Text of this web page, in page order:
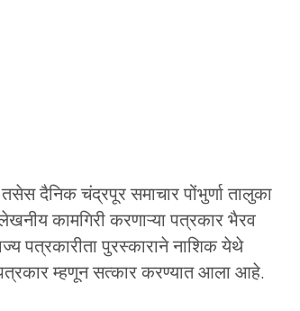
दैनिक चंद्रपूर समाचार पोंभुर्णा तालुका
कामगिरी करणाऱ्या पत्रकार भैरव
पत्रकारीता पुरस्काराने नाशिक येथे
म्हणून सत्कार करण्यात आला आहे.